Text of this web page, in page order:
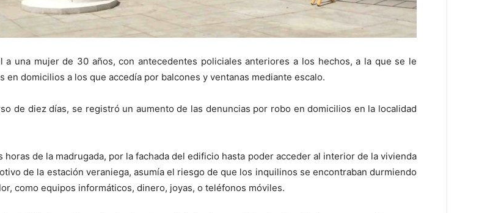
una mujer de 30 años, con antecedentes policiales anteriores a los hechos, a la que se le
domicilios a los que accedía por balcones y ventanas mediante escalo.
de diez días, se registró un aumento de las denuncias por robo en domicilios en la localidad
horas de la madrugada, por la fachada del edificio hasta poder acceder al interior de la vivienda
de la estación veraniega, asumía el riesgo de que los inquilinos se encontraban durmiendo
como equipos informáticos, dinero, joyas, o teléfonos móviles.